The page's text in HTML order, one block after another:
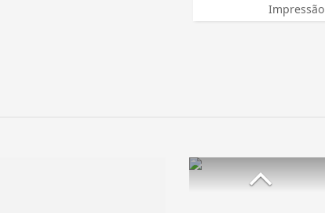
Impressão